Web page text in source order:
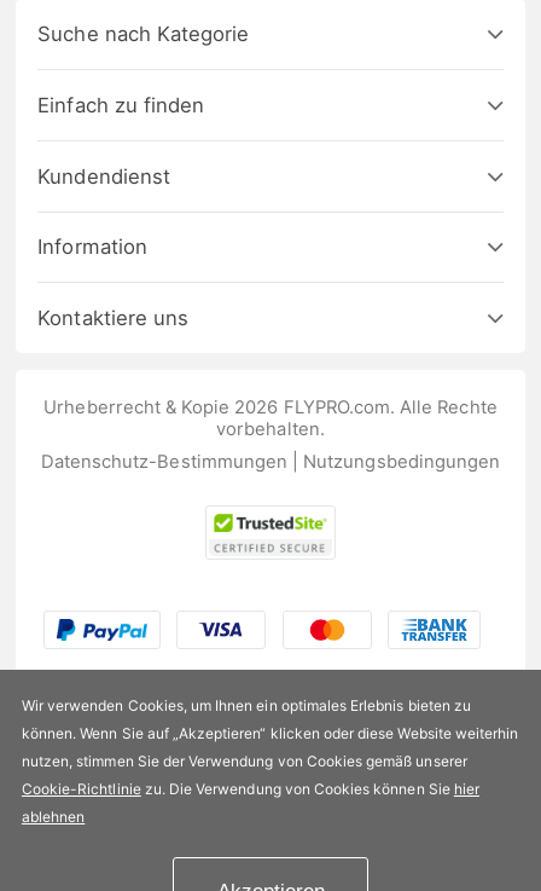
US$9,99
Suche nach Kategorie
Einfach zu finden
Kundendienst
Information
Kontaktiere uns
Urheberrecht & Kopie 2026 FLYPRO.com. Alle Rechte
vorbehalten.
Datenschutz-Bestimmungen
Nutzungsbedingungen
Wir verwenden Cookies, um Ihnen ein optimales Erlebnis bieten zu
können. Wenn Sie auf „Akzeptieren“ klicken oder diese Website weiterhin
nutzen, stimmen Sie der Verwendung von Cookies gemäß unserer
Cookie-Richtliniezu. Die Verwendung von Cookies können Sie hier
ablehnen